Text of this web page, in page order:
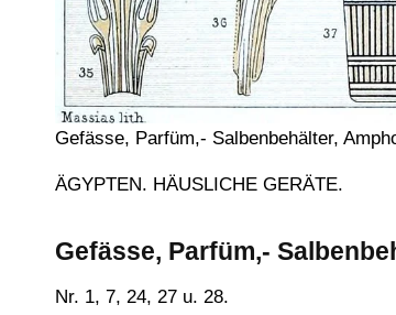
Gefässe, Parfüm,- Salbenbehälter,
ÄGYPTEN. HÄUSLICHE GERÄTE.
Gefässe, Parfüm,-
Nr. 1, 7, 24, 27 u. 28.